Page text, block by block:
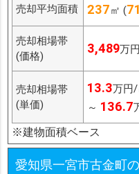
売却平均面積 237㎡ (
売却相場帯
(価格)
3,489万
売却相場帯
(単価)
13.3万円/
～ 136.7
※建物面積ベース
愛知県一宮市古金町